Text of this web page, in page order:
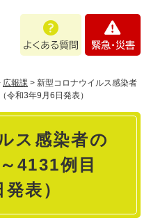
あ
問
・
広報課 > 新型コロナウイルス感染者
令和3年9月6日発表）
ス感染者の
4131例目
表）